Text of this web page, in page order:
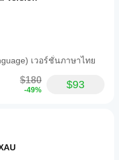
เวอร์ชั่นภาษาไทย
$180
-49% $93